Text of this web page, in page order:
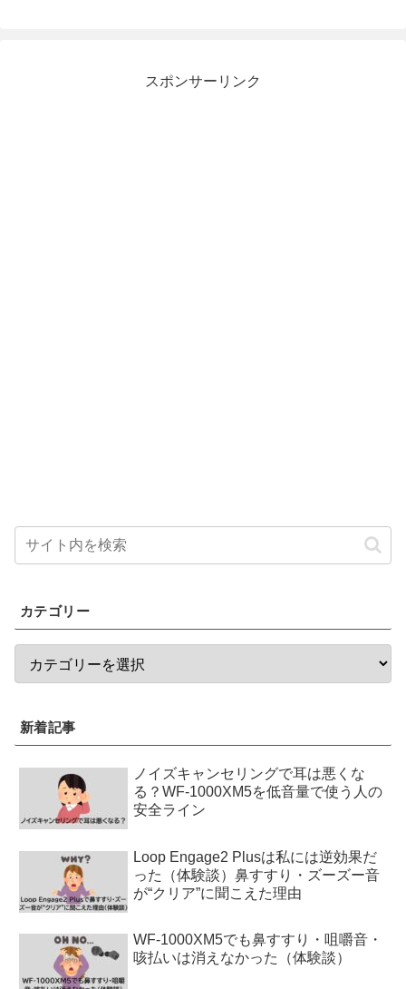
スポンサーリンク
カテゴリー
新着記事
ノイズキャンセリングで耳は悪くな
る？WF-1000XM5を低音量で使う人の
安全ライン
Loop Engage2 Plusは私には逆効果だ
った（体験談）鼻すすり・ズーズー音
が“クリア”に聞こえた理由
WF-1000XM5でも鼻すすり・咀嚼音・
咳払いは消えなかった（体験談）